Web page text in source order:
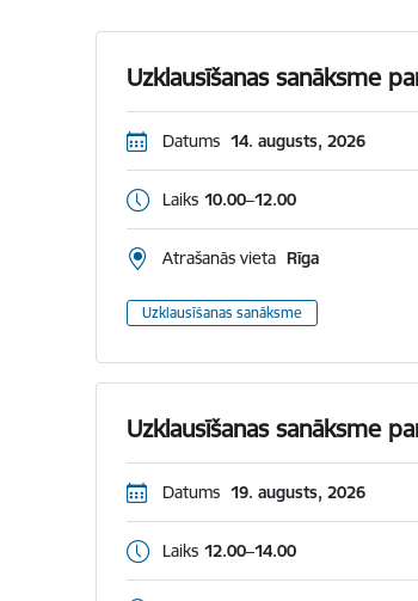
Uzklausīšanas sanāksme
Datums 14. augusts, 2026
Laiks 10.00–12.00
Atrašanās vieta Rīga
Uzklausīšanas sanāksme
Uzklausīšanas sanāksme
Datums 19. augusts, 2026
Laiks 12.00–14.00